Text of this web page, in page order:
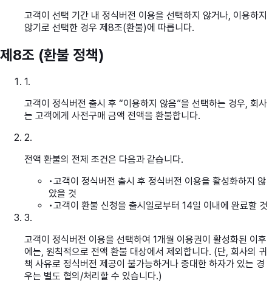
고객이 선택 기간 내 정식버전 이용을 선택하지 않거나, 이용하지
않기로 선택한 경우 제8조(환불)에 따릅니다.
제8조 (환불 정책)
1.
고객이 정식버전 출시 후 “이용하지 않음”을 선택하는 경우, 회사
는 고객에게 사전구매 금액 전액을 환불합니다.
2.
전액 환불의 전제 조건은 다음과 같습니다.
•고객이 정식버전 출시 후 정식버전 이용을 활성화하지 않
았을 것
•고객이 환불 신청을 출시일로부터 14일 이내에 완료할 것
3.
고객이 정식버전 이용을 선택하여 1개월 이용권이 활성화된 이후
에는, 원칙적으로 전액 환불 대상에서 제외합니다. (단, 회사의 귀
책 사유로 정식버전 제공이 불가능하거나 중대한 하자가 있는 경
우는 별도 협의/처리할 수 있습니다.)